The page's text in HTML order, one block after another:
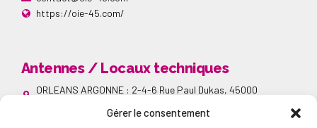
Gérer le consentement
https://oie-45.com/
Antennes / Locaux techniques
ORLEANS ARGONNE : 2-4-6 Rue Paul Dukas, 45000
SAINT JEAN DE BRAYE : 7-42 Avenue André Marie Ampère,